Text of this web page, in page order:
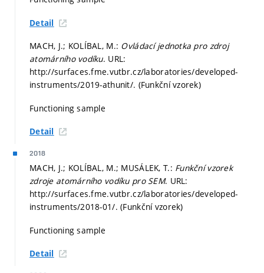
Detail
MACH, J.; KOLÍBAL, M.: Ovládací jednotka pro zdroj
atomárního vodíku. URL:
http://surfaces.fme.vutbr.cz/laboratories/developed-
instruments/2019-athunit/. (Funkční vzorek)
Functioning sample
Detail
2018
MACH, J.; KOLÍBAL, M.; MUSÁLEK, T.: Funkční vzorek
zdroje atomárního vodíku pro SEM. URL:
http://surfaces.fme.vutbr.cz/laboratories/developed-
instruments/2018-01/. (Funkční vzorek)
Functioning sample
Detail